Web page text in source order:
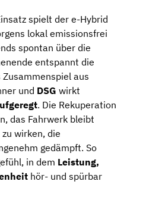
spielt der e-Hybrid
lokal emissionsfrei
spontan über die
entspannt die
aus
und DSG wirkt
. Die Rekuperation
das Fahrwerk bleibt
wirken, die
gedämpft. So
in dem Leistung,
hör- und spürbar